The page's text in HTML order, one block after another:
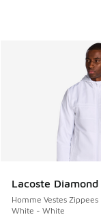
Lacoste
Homme Vestes Zippees
White - White